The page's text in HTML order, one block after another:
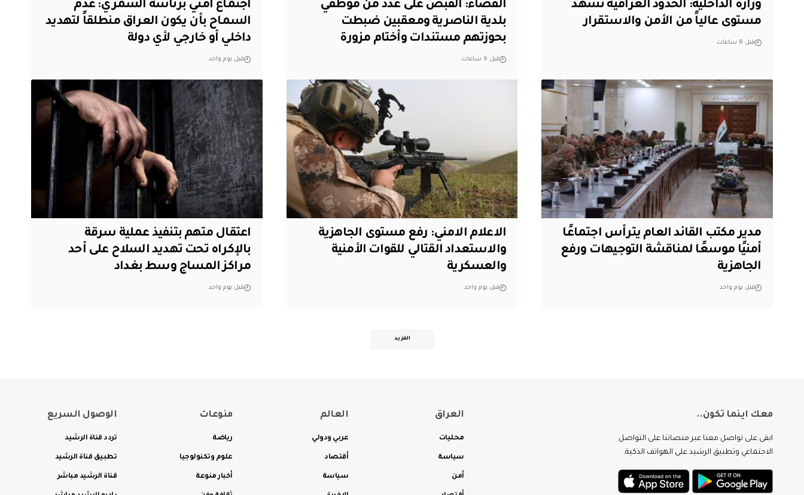
وزارة الداخلية: الحدود العراقية تشهد
مستوى عالياً من الأمن والاستقرار
قبل 8 ساعات
القضاء: القبض على عدد من موظفي
بلدية الناصرية ومعقبين ضبطت
بحوزتهم مستندات وأختام مزورة
قبل 9 ساعات
اجتماع أمني برئاسة الشمري: عدم
السماح بأن يكون العراق منطلقاً لتهديد
داخلي أو خارجي لأي دولة
قبل يوم واحد
مدير مكتب القائد العام يترأس اجتماعًا
أمنيًا موسعًا لمناقشة التوجيهات ورفع
الجاهزية
قبل يوم واحد
الاعلام الامني: رفع مستوى الجاهزية
والاستعداد القتالي للقوات الأمنية
والعسكرية
قبل يوم واحد
اعتقال متهم بتنفيذ عملية سرقة
بالإكراه تحت تهديد السلاح على أحد
مراكز المساج وسط بغداد
قبل يوم واحد
المزيد
معك اينما تكون..
ابقى على تواصل معنا عبر منصاتنا على التواصل
الاجتماعي وتطبيق الرشيد على الهواتف الذكية.
العراق
محليات
سياسة
أمن
العالم
عربي ودولي
أقتصاد
سياسة
منوعات
رياضة
علوم وتكنولوجيا
أخبار منوعة
الوصول السريع
تردد قناة الرشيد
تطبيق قناة الرشيد
قناة الرشيد مباشر